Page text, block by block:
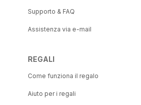
Supporto & FAQ
Assistenza via e-mail
REGALI
Come funziona il regalo
Aiuto per i regali